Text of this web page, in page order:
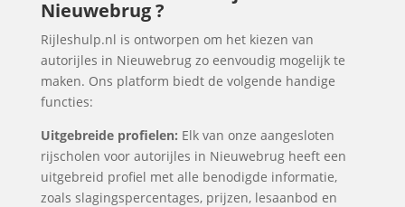
Nieuwebrug ?
Rijleshulp.nl is ontworpen om het kiezen van
autorijles in Nieuwebrug zo eenvoudig mogelijk te
maken. Ons platform biedt de volgende handige
functies:
Uitgebreide profielen: Elk van onze aangesloten
rijscholen voor autorijles in Nieuwebrug heeft een
uitgebreid profiel met alle benodigde informatie,
zoals slagingspercentages, prijzen, lesaanbod en